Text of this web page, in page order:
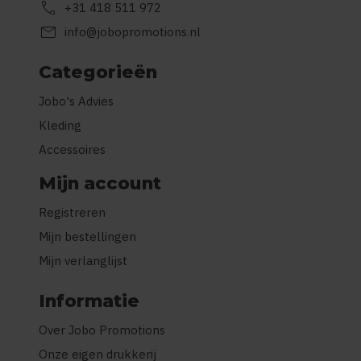
call +31 418 511 972
mail info@jobopromotions.nl
Categorieën
Jobo's Advies
Kleding
Accessoires
Mijn account
Registreren
Mijn bestellingen
Mijn verlanglijst
Informatie
Over Jobo Promotions
Onze eigen drukkerij